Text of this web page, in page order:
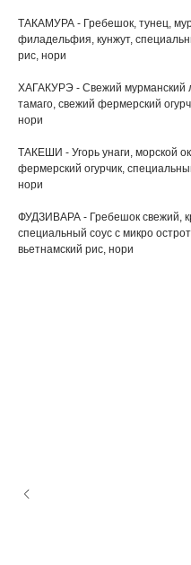
ТАКАМУРА - Гребешок, тунец,
филадельфия, кунжут,
рис, нори
ХАГАКУРЭ - Свежий мурманский
тамаго, свежий фермерский
нори
ТАКЕШИ - Угорь унаги, морской
фермерский огурчик,
нори
ФУДЗИВАРА - Гребешок свежий,
специальный соус с микро
вьетнамский рис, нори